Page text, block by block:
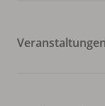
Veranstaltungen